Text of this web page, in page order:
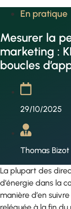
En pratique
Mesurer la
marketing :
boucles
29/10/2025
Thomas Bizot
La plupart des
d’énergie dans la
manière d’en